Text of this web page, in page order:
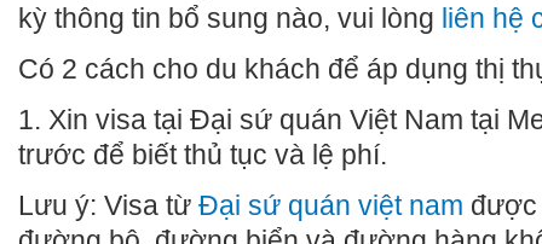
kỳ thông tin bổ sung nào, vui lòng liên hệ
Có 2 cách cho du khách để áp dụng thị
1. Xin visa tại Đại sứ quán Việt Nam tại
trước để biết thủ tục và lệ phí.
Lưu ý: Visa từ Đại sứ quán việt nam được